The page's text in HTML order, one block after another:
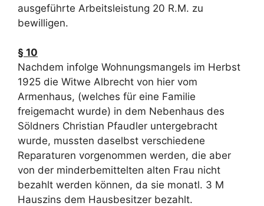
ausgeführte Arbeitsleistung 20 R.M. zu
bewilligen.
§ 10
Nachdem infolge Wohnungsmangels im Herbst
1925 die Witwe Albrecht von hier vom
Armenhaus, (welches für eine Familie
freigemacht wurde) in dem Nebenhaus des
Söldners Christian Pfaudler untergebracht
wurde, mussten daselbst verschiedene
Reparaturen vorgenommen werden, die aber
von der minderbemittelten alten Frau nicht
bezahlt werden können, da sie monatl. 3 M
Hauszins dem Hausbesitzer bezahlt.